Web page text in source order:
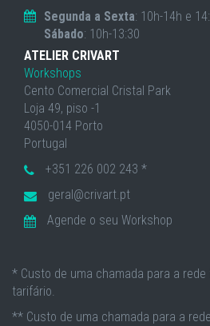
Segunda a Sexta: 10h-14h e
Sábado: 10h-13:30
ATELIER CRIVART
Workshops
Cento Comercial Cristal Park
Loja 49, piso -1
4050-014 Porto
Portugal
+351 226 002 243 *
geral@crivart.pt
Agende o seu Workshop
* Custo de uma chamada para a
tarifário.
** Custo de uma chamada para a